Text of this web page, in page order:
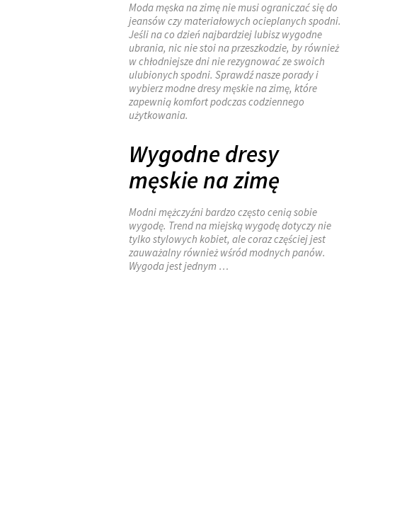
Moda męska na zimę nie musi ograniczać się do
jeansów czy materiałowych ocieplanych spodni.
Jeśli na co dzień najbardziej lubisz wygodne
ubrania, nic nie stoi na przeszkodzie, by również
w chłodniejsze dni nie rezygnować ze swoich
ulubionych spodni. Sprawdź nasze porady i
wybierz modne dresy męskie na zimę, które
zapewnią komfort podczas codziennego
użytkowania.
Wygodne dresy
męskie na zimę
Modni mężczyźni bardzo często cenią sobie
wygodę. Trend na miejską wygodę dotyczy nie
tylko stylowych kobiet, ale coraz częściej jest
zauważalny również wśród modnych panów.
Wygoda jest jednym …